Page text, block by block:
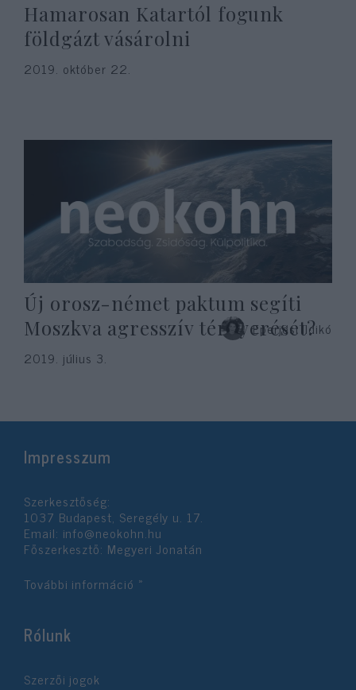
Hamarosan Katartól fogunk
földgázt vásárolni
2019. október 22.
Új orosz-német paktum segíti
Moszkva agresszív térnyerését?
Eperjesi Ildikó
2019. július 3.
Impresszum
Szerkesztőség:
1037 Budapest, Seregély u. 17.
Email: info@neokohn.hu
Főszerkesztő: Megyeri Jonatán
További információ »
Rólunk
Szerzői jogok